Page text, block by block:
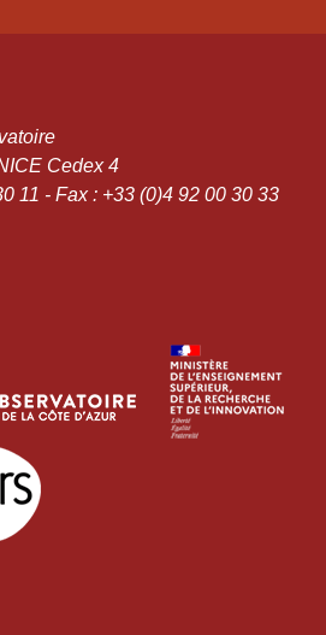
Cedex 4
11 - Fax : +33 (0)4 92 00 30 33